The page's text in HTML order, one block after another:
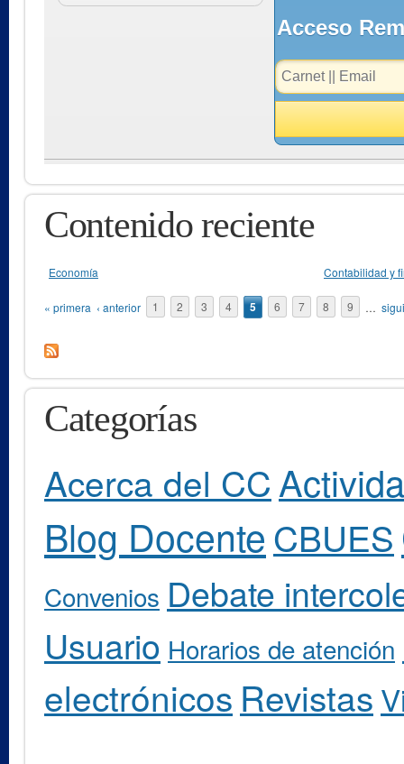
Contenido reciente
Economía Contabilidad y
Páginas
« primera ‹ anterior 1 2 3 4 5 6 7 8 9 …
Categorías
Acerca del CC
Blog Docente CBUES
Convenios Debate
Usuario Horarios de atención
electrónicos Revistas